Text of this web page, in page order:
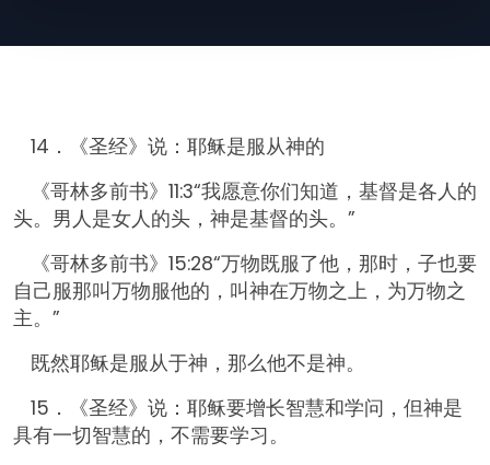
14．《圣经》说：耶稣是服从神的
《哥林多前书》11:3“我愿意你们知道，基督是各人的
头。男人是女人的头，神是基督的头。”
《哥林多前书》15:28“万物既服了他，那时，子也要
自己服那叫万物服他的，叫神在万物之上，为万物之
主。”
既然耶稣是服从于神，那么他不是神。
15．《圣经》说：耶稣要增长智慧和学问，但神是
具有一切智慧的，不需要学习。